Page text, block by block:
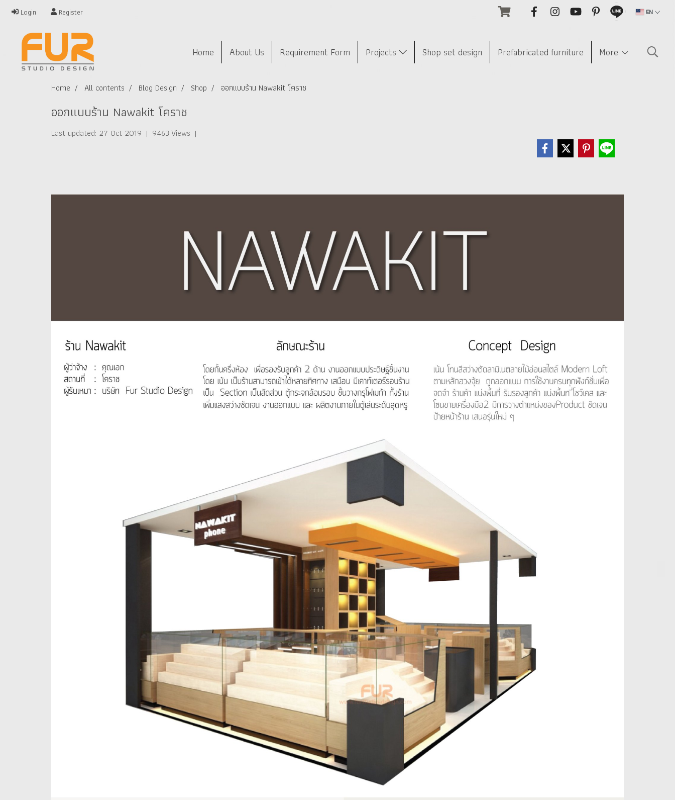
Login Register EN
Home About Us Requirement Form Projects Shop set design Prefabricated furniture More
Home All contents Blog Design Shop ออกแบบร้าน Nawakit โคราช
ออกแบบร้าน Nawakit โคราช
Last updated: 27 Oct 2019 | 9463 Views |